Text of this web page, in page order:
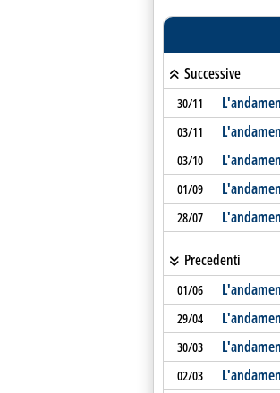
Successive
30/11
03/11
03/10
01/09
28/07
Precedenti
01/06
29/04
30/03
02/03